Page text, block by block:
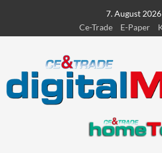
content
7. August 2026
Ce-Trade
E-Paper